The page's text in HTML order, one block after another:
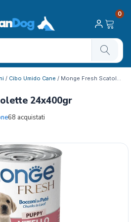
0
/ Cibo Umido Cane / Monge Fresh Scatolette 24x400gr
24x400gr
68 acquistati